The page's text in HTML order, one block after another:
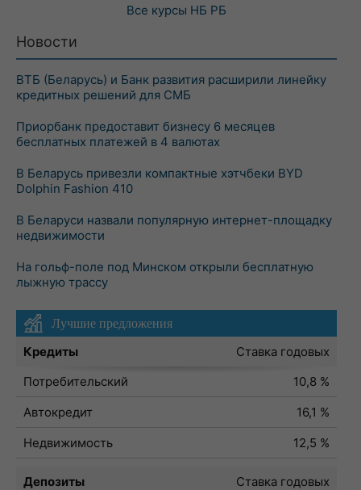
Все курсы НБ РБ
Новости
ВТБ (Беларусь) и Банк развития расширили линейку
кредитных решений для СМБ
Приорбанк предоставит бизнесу 6 месяцев
бесплатных платежей в 4 валютах
В Беларусь привезли компактные хэтчбеки BYD
Dolphin Fashion 410
В Беларуси назвали популярную интернет-площадку
недвижимости
На гольф-поле под Минском открыли бесплатную
лыжную трассу
Лучшие предложения
Кредиты
Ставка годовых
Потребительский
10,8 %
Автокредит
16,1 %
Недвижимость
12,5 %
Депозиты
Ставка годовых